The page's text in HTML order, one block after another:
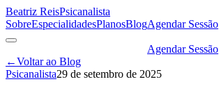
Beatriz ReisPsicanalista
SobreEspecialidadesPlanosBlogAgendar Sessão
Agendar Sessão
←Voltar ao Blog
Psicanalista29 de setembro de 2025